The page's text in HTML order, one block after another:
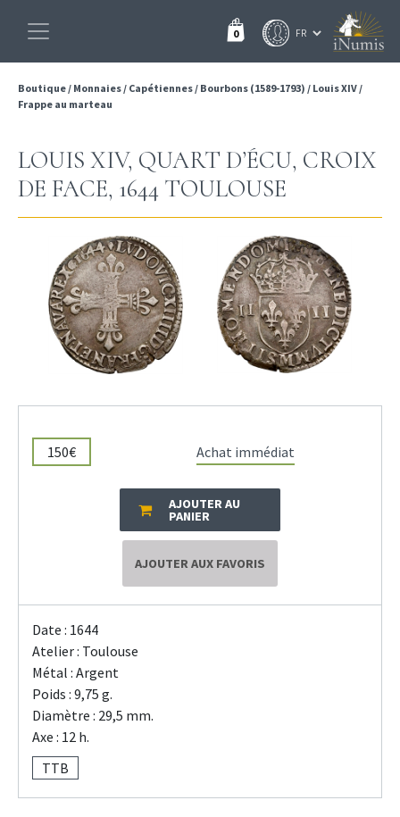
0
Boutique/ Monnaies/ Capétiennes/ Bourbons (1589-1793) / Louis XIV/
Frappe au marteau
LOUIS XIV, QUART D’ÉCU, CROIX
DE FACE, 1644 TOULOUSE
150€ Achat immédiat
AJOUTER AU
PANIER
AJOUTER AUX FAVORIS
Date : 1644
Atelier : Toulouse
Métal : Argent
Poids : 9,75 g.
Diamètre : 29,5 mm.
Axe : 12 h.
TTB